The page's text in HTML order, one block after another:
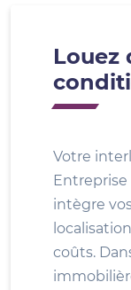
Louez
Votre
intègre
coûts.